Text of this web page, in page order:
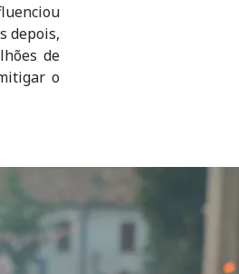
depois,
de
o